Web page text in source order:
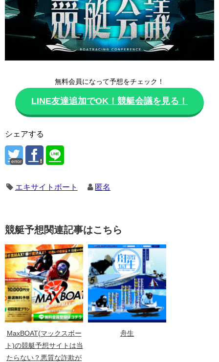
無料会員になって予想をチェック！
LINE友達追加でOK！競艇会議を見る！
シェアする
error
エキサイトボート 匿名
競艇予想関連記事はこちら
MaxBOAT(マックスボー
ト)の競艇予想サイトは当
たらない？悪質な詐欺が
舟生